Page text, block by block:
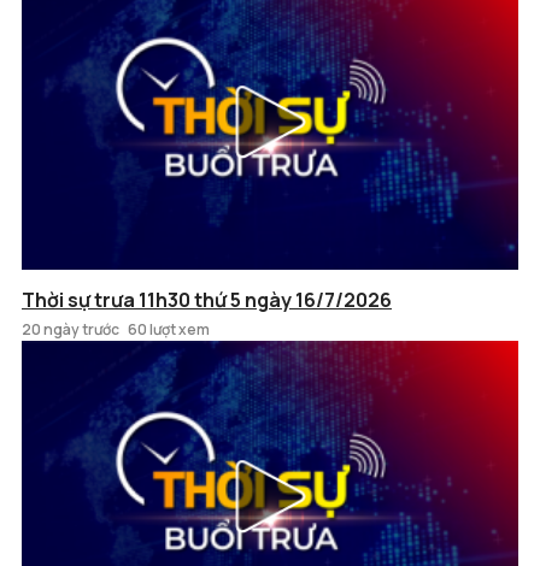
Thời sự trưa 11h30 thứ 5 ngày 16/7/2026
20 ngày trước 60 lượt xem